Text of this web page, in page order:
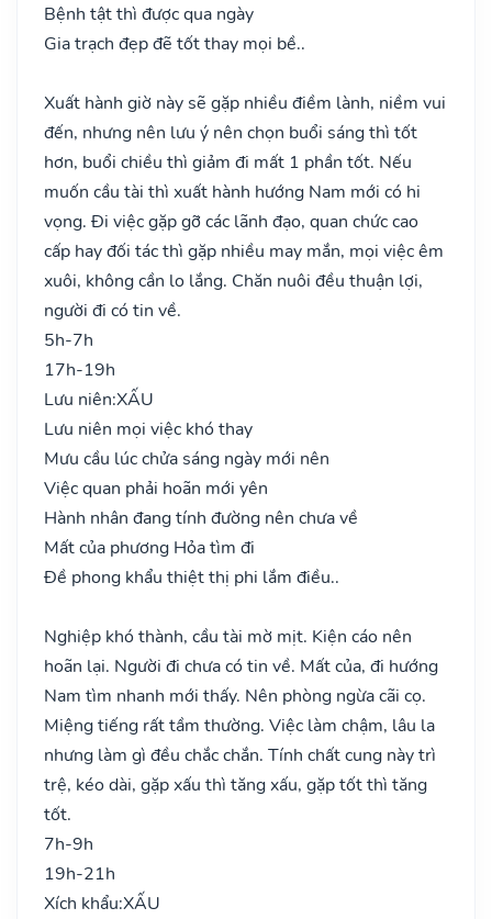
Bệnh tật thì được qua ngày
Gia trạch đẹp đẽ tốt thay mọi bề..
Xuất hành giờ này sẽ gặp nhiều điềm lành, niềm vui
đến, nhưng nên lưu ý nên chọn buổi sáng thì tốt
hơn, buổi chiều thì giảm đi mất 1 phần tốt. Nếu
muốn cầu tài thì xuất hành hướng Nam mới có hi
vọng. Đi việc gặp gỡ các lãnh đạo, quan chức cao
cấp hay đối tác thì gặp nhiều may mắn, mọi việc êm
xuôi, không cần lo lắng. Chăn nuôi đều thuận lợi,
người đi có tin về.
5h-7h
17h-19h
Lưu niên:XẤU
Lưu niên mọi việc khó thay
Mưu cầu lúc chửa sáng ngày mới nên
Việc quan phải hoãn mới yên
Hành nhân đang tính đường nên chưa về
Mất của phương Hỏa tìm đi
Đề phong khẩu thiệt thị phi lắm điều..
Nghiệp khó thành, cầu tài mờ mịt. Kiện cáo nên
hoãn lại. Người đi chưa có tin về. Mất của, đi hướng
Nam tìm nhanh mới thấy. Nên phòng ngừa cãi cọ.
Miệng tiếng rất tầm thường. Việc làm chậm, lâu la
nhưng làm gì đều chắc chắn. Tính chất cung này trì
trệ, kéo dài, gặp xấu thì tăng xấu, gặp tốt thì tăng
tốt.
7h-9h
19h-21h
Xích khẩu:XẤU